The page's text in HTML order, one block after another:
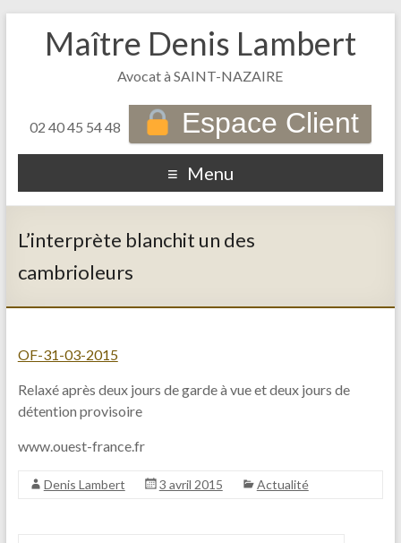
Maître Denis Lambert
Avocat à SAINT-NAZAIRE
02 40 45 54 48 Espace Client
Menu
L’interprète blanchit un des
cambrioleurs
OF-31-03-2015
Relaxé après deux jours de garde à vue et deux jours de
détention provisoire
www.ouest-france.fr
Denis Lambert 3 avril 2015 Actualité